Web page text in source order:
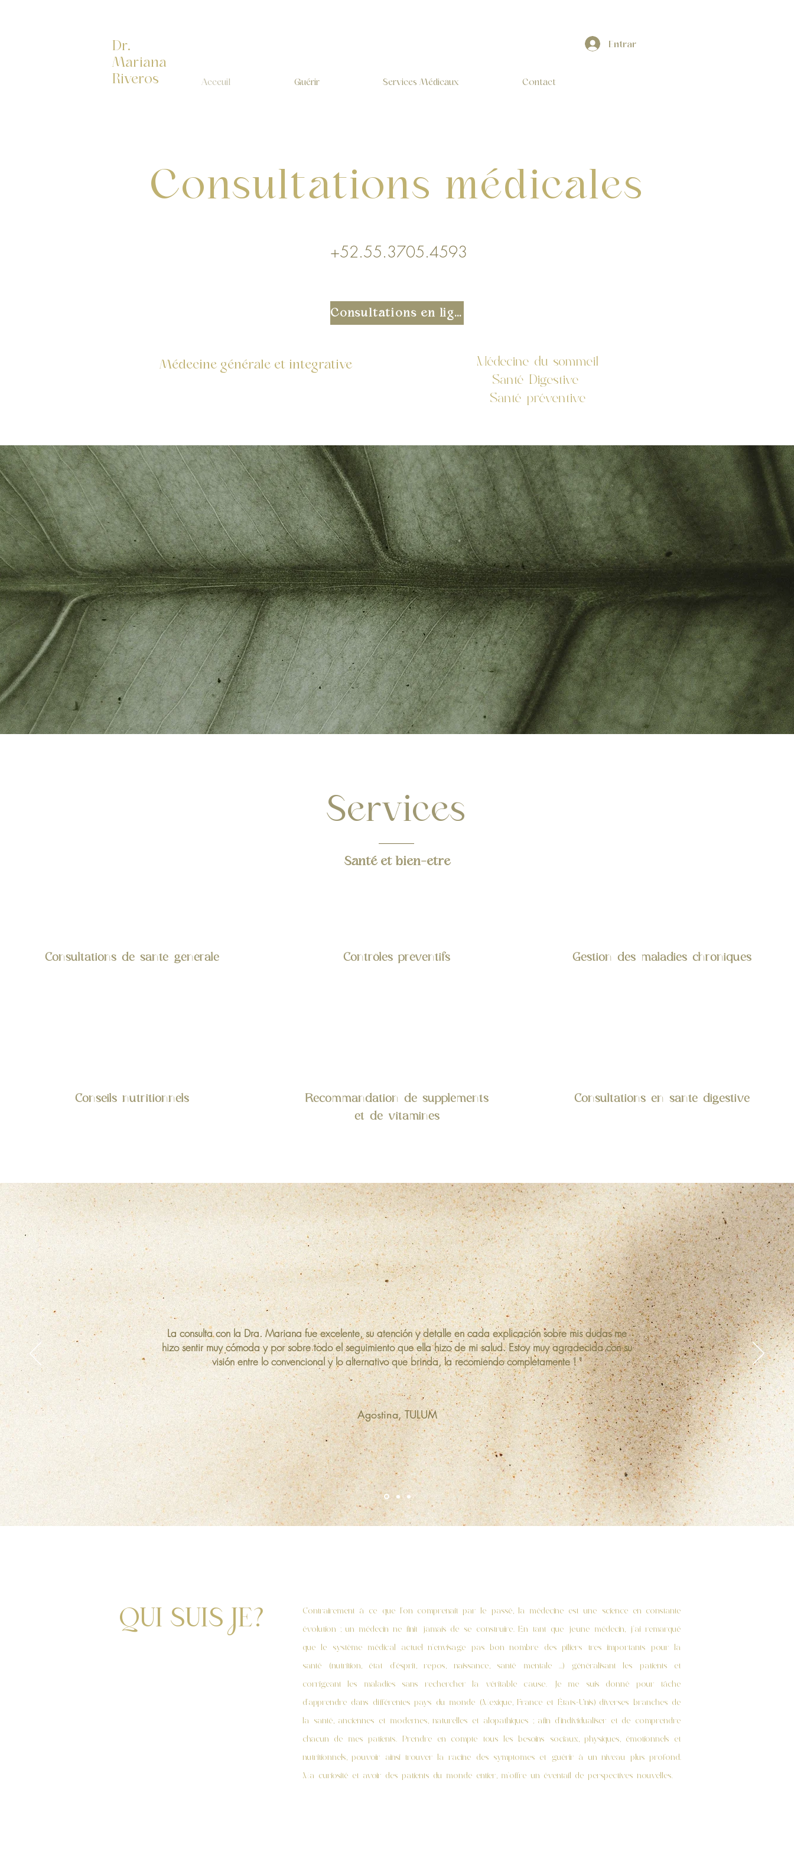
Dr.
Mariana
Riveros
Entrar
Acceuil Guérir Services Médicaux Contact
Consultations médicales
+52.55.3705.4593
Consultations en ligne
Médecine générale et integrative
Médecine du sommeil
Santé Digestive
Santé préventive
Services
Santé et bien-etre
Consultations de santé générale Contrôles préventifs Gestion des maladies chroniques
Conseils nutritionnels
Recommandation de suppléments
et de vitamines
Consultations en santé digestive
La consulta con la Dra. Mariana fue excelente, su atención y detalle en cada explicación sobre mis dudas me
hizo sentir muy cómoda y por sobre todo el seguimiento que ella hizo de mi salud. Estoy muy agradecida con su
visión entre lo convencional y lo alternativo que brinda, la recomiendo completamente ! "
Agostina, TULUM
QUI SUIS JE? Contrairement à ce que l'on comprenait par le passé, la médecine est une science en constante
évolution ; un médecin ne finit jamais de se construire. En tant que jeune médecin, j'ai remarqué
que le système médical actuel n'envisage pas bon nombre des piliers tres importants pour la
santé (nutrition, état d'ésprit, repos, naissance, santé mentale ...) généralisant les patients et
corrigeant les maladies sans rechercher la véritable cause. Je me suis donné pour tâche
d'apprendre dans différentes pays du monde (Mexique, France et États-Unis) diverses branches de
la santé, anciennes et modernes, naturelles et alopathiques ; afin d'individualiser et de comprendre
chacun de mes patients. Prendre en compte tous les besoins sociaux, physiques, émotionnels et
nutritionnels, pouvoir ainsi trouver la racine des symptomes et guérir à un niveau plus profond.
Ma curiosité et avoir des patients du monde entier, m'offre un éventail de perspectives nouvelles.